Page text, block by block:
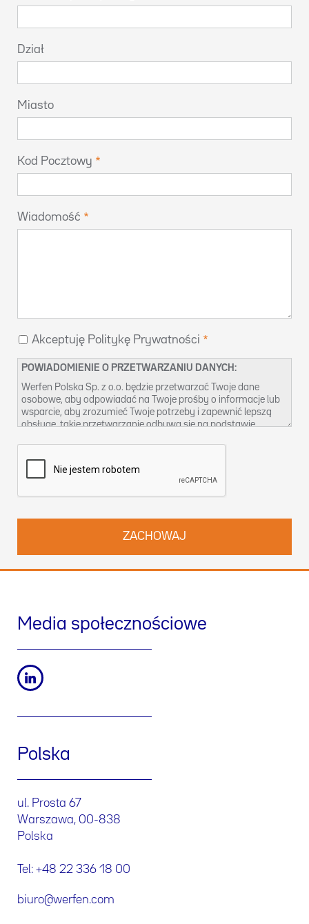
Dział
Miasto
Kod Pocztowy
Wiadomość
Akceptuję Politykę Prywatności
POWIADOMIENIE O PRZETWARZANIU DANYCH:
Werfen Polska Sp. z o.o. będzie przetwarzać Twoje dane
osobowe, aby odpowiadać na Twoje prośby o informacje lub
wsparcie, aby zrozumieć Twoje potrzeby i zapewnić lepszą
obsługę, takie przetwarzanie odbywa się na podstawie
sposobu korzystania ze swoich praw możesz znaleźć w
Polityce prywatności
Media społecznościowe
Polska
ul. Prosta 67
Warszawa, 00-838
Polska
Tel: +48 22 336 18 00
biuro@werfen.com